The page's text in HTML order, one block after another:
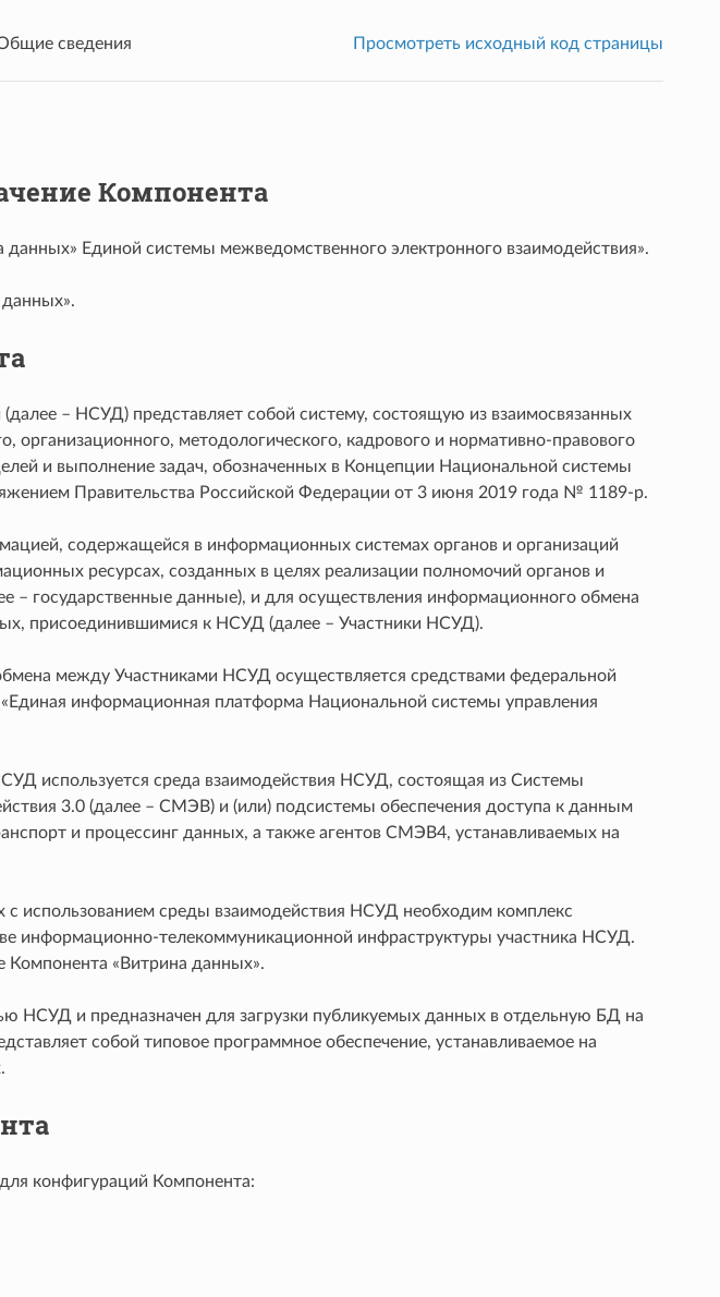
сведения Просмотреть исходный код страницы
Компонента
Единой системы межведомственного электронного взаимодействия».
– НСУД) представляет собой систему, состоящую из взаимосвязанных
организационного, методологического, кадрового и нормативно-правового
и выполнение задач, обозначенных в Концепции Национальной системы
Правительства Российской Федерации от 3 июня 2019 года № 1189-р.
содержащейся в информационных системах органов и организаций
ресурсах, созданных в целях реализации полномочий органов и
– государственные данные), и для осуществления информационного обмена
присоединившимися к НСУД (далее – Участники НСУД).
между Участниками НСУД осуществляется средствами федеральной
информационная платформа Национальной системы управления
используется среда взаимодействия НСУД, состоящая из Системы
3.0 (далее – СМЭВ) и (или) подсистемы обеспечения доступа к данным
и процессинг данных, а также агентов СМЭВ4, устанавливаемых на
использованием среды взаимодействия НСУД необходим комплекс
информационно-телекоммуникационной инфраструктуры участника НСУД.
«Витрина данных».
НСУД и предназначен для загрузки публикуемых данных в отдельную БД на
собой типовое программное обеспечение, устанавливаемое на
конфигураций Компонента: